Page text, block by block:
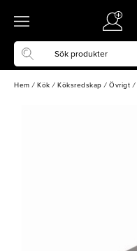
Hem / Kök / Köksredskap / Övrigt /